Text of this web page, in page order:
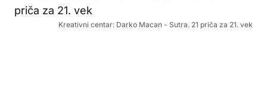
Kreativni centar: Darko Macan - Sutra. 21 priča za 21. vek